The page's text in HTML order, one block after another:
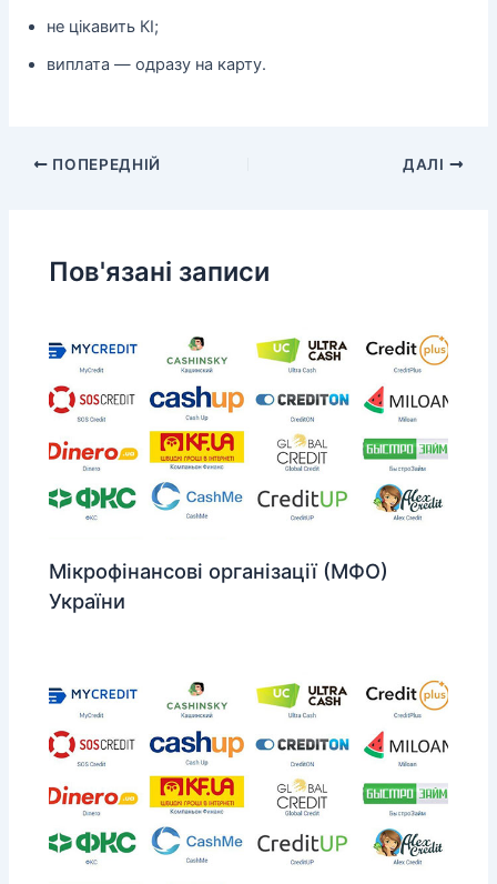
не цікавить КІ;
виплата — одразу на карту.
ПОПЕРЕДНІЙ ДАЛІ
Пов'язані записи
Мікрофінансові організації (МФО)
України